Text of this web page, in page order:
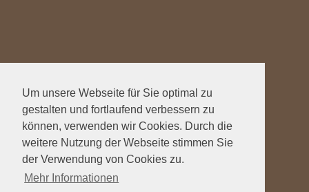
Um unsere Webseite für Sie optimal zu
gestalten und fortlaufend verbessern zu
können, verwenden wir Cookies. Durch die
weitere Nutzung der Webseite stimmen Sie
der Verwendung von Cookies zu.
Mehr Informationen